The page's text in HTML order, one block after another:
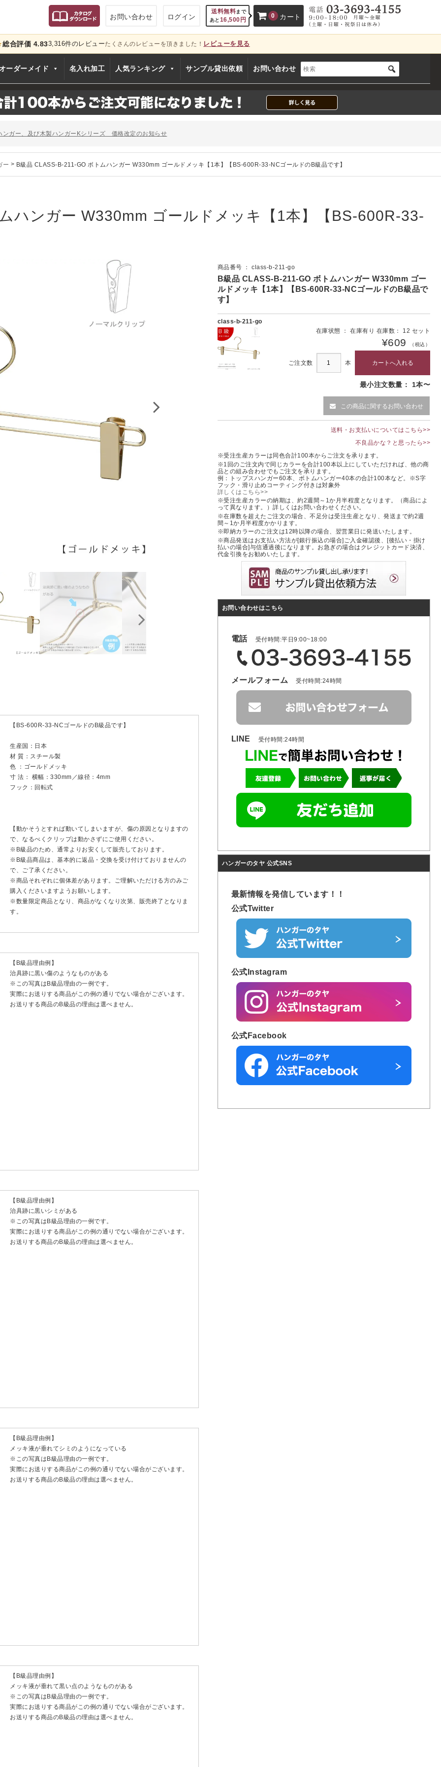
お問い合わせ ログイン
送料無料まで
あと16,500 円
0 カート
只今、カートに商品はございません。
総合評価 4.833,316件のレビューたくさんのレビューを頂きました！ レビューを見る
ーダーメイド 名入れ加工 人気ランキング サンプル貸出依頼 お問い合わせ
知らせ
ンガー、及び木製ハンガーKシリーズ 価格改定のお知らせ
ーズ価格改定のお知らせ
ヤのハンガーを紹介していただきました
ー > B級品 CLASS-B-211-GO ボトムハンガー W330mm ゴールドメッキ【1本】【BS-600R-33-NCゴールドのB級品です】
ハンガー W330mm ゴールドメッキ【1本】【BS-600R-33-
【BS-600R-33-NCゴールドのB級品です】
生産国：日本
材 質：スチール製
色 ：ゴールドメッキ
寸 法： 横幅：330mm／線径：4mm
フック：回転式
【動かそうとすれば動いてしまいますが、傷の原因となりますの
で、なるべくクリップは動かさずにご使用ください。
※B級品のため、通常よりお安くして販売しております。
※B級品商品は、基本的に返品・交換を受け付けておりませんの
で、ご了承ください。
※商品それぞれに個体差があります。ご理解いただける方のみご
購入くださいますようお願いします。
※数量限定商品となり、商品がなくなり次第、販売終了となりま
す。
【B級品理由例】
治具跡に黒い傷のようなものがある
※この写真はB級品理由の一例です。
実際にお送りする商品がこの例の通りでない場合がございます。
お送りする商品のB級品の理由は選べません。
【B級品理由例】
治具跡に黒いシミがある
※この写真はB級品理由の一例です。
実際にお送りする商品がこの例の通りでない場合がございます。
お送りする商品のB級品の理由は選べません。
【B級品理由例】
メッキ液が垂れてシミのようになっている
※この写真はB級品理由の一例です。
実際にお送りする商品がこの例の通りでない場合がございます。
お送りする商品のB級品の理由は選べません。
【B級品理由例】
メッキ液が垂れて黒い点のようなものがある
※この写真はB級品理由の一例です。
実際にお送りする商品がこの例の通りでない場合がございます。
お送りする商品のB級品の理由は選べません。
商品番号 ： class-b-211-go
B級品 CLASS-B-211-GO ボトムハンガー W330mm ゴー
ルドメッキ【1本】【BS-600R-33-NCゴールドのB級品で
す】
class-b-211-go
在庫状態 ： 在庫有り 在庫数： 12 セット
¥609 （税込）
ご注文数 本
最小注文数量： 1本〜
この商品に関するお問い合わせ
送料・お支払いについてはこちら>>
不良品かな？と思ったら>>
※受注生産カラーは同色合計100本からご注文を承ります。
※1回のご注文内で同じカラーを合計100本以上にしていただければ、他の商
品との組み合わせでもご注文を承ります。
例：トップスハンガー60本、ボトムハンガー40本の合計100本など。※S字
フック・滑り止めコーティング付きは対象外
詳しくはこちら>>
※受注生産カラーの納期は、約2週間～1か月半程度となります。（商品によ
って異なります。）詳しくはお問い合わせください。
※在庫数を超えたご注文の場合、不足分は受注生産となり、発送まで約2週
間～1か月半程度かかります。
※即納カラーのご注文は12時以降の場合、翌営業日に発送いたします。
※商品発送はお支払い方法が[銀行振込の場合]ご入金確認後、[後払い・掛け
払いの場合]与信通過後になります。お急ぎの場合はクレジットカード決済、
代金引換をお勧めいたします。
お問い合わせはこちら
電話 受付時間:平日9:00~18:00
メールフォーム 受付時間:24時間
LINE 受付時間:24時間
ハンガーのタヤ 公式SNS
最新情報を発信しています！！
公式Twitter
公式Instagram
公式Facebook